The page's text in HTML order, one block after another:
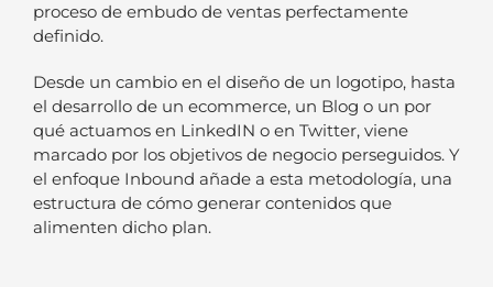
proceso de embudo de ventas perfectamente
definido.
Desde un cambio en el diseño de un logotipo, hasta
el desarrollo de un ecommerce, un Blog o un por
qué actuamos en LinkedIN o en Twitter, viene
marcado por los objetivos de negocio perseguidos. Y
el enfoque Inbound añade a esta metodología, una
estructura de cómo generar contenidos que
alimenten dicho plan.